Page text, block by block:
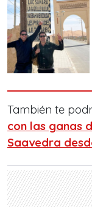
También te
con las ganas
Saavedra